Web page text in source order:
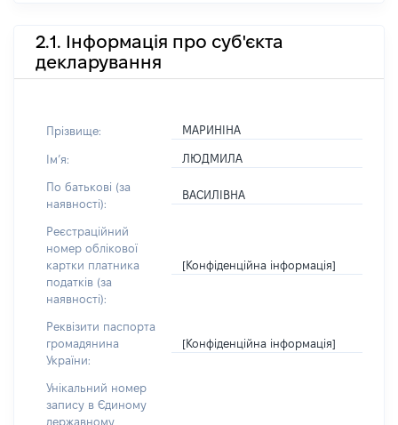
2.1. Інформація про суб'єкта
декларування
Прізвище: МАРИНІНА
Імʼя: ЛЮДМИЛА
По батькові (за
наявності):
ВАСИЛІВНА
Реєстраційний
номер облікової
картки платника
податків (за
наявності):
[Конфіденційна інформація]
Реквізити паспорта
громадянина
України:
[Конфіденційна інформація]
Унікальний номер
запису в Єдиному
державному